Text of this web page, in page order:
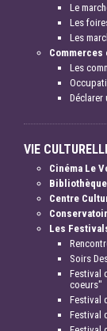
Le
Les
Les
Les
Déclarer
VIE
Cinéma Le
Bibliothèque
Centre
Les
Soirs
Festival
coeurs"
Festival
Festival